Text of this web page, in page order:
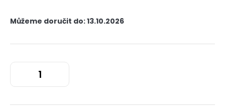
Můžeme doručit do:13.10.2026